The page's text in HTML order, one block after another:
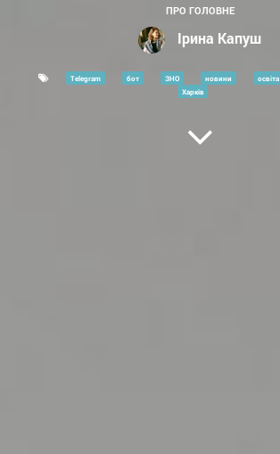
ПРО ГОЛОВНЕ
Ірина Капуш
Telegram бот ЗНО новини освіта
Харків